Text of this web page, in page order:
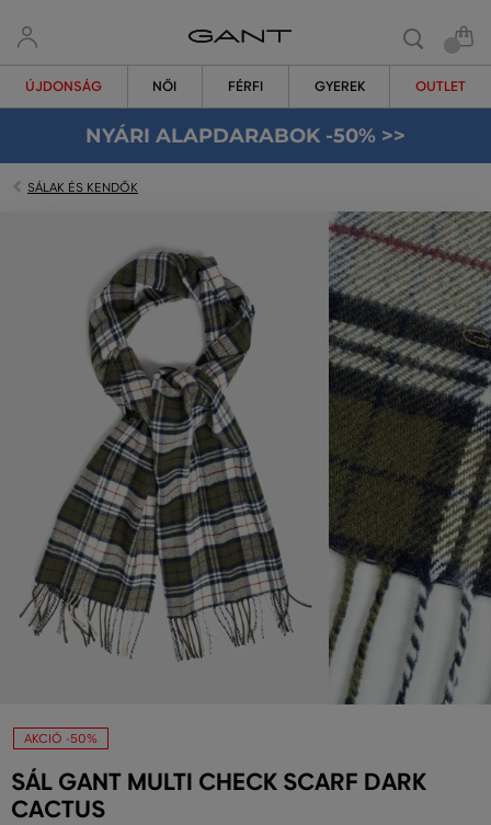
ÚJDONSÁG NŐI FÉRFI GYEREK OUTLET
NYÁRI ALAPDARABOK -50% >>
SÁLAK ÉS KENDŐK
AKCIÓ -50%
SÁL GANT MULTI CHECK SCARF DARK
CACTUS